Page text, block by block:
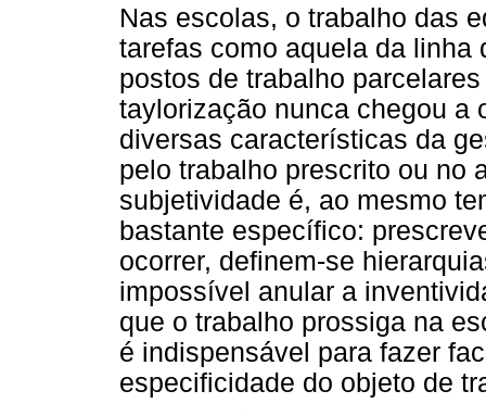
Nas escolas, o trabalho das
tarefas como aquela da linha
postos de trabalho
taylorização nunca chegou a
diversas características da
pelo trabalho prescrito ou no
subjetividade é, ao mesmo
bastante específico:
ocorrer, definem-se
impossível anular a
que o trabalho prossiga na
é indispensável para fazer
especificidade do objeto de